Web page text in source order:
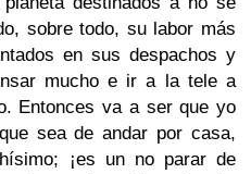
sobre todo, su labor más
en sus despachos y
mucho e ir a la tele a
Entonces va a ser que yo
sea de andar por casa,
¡es un no parar de